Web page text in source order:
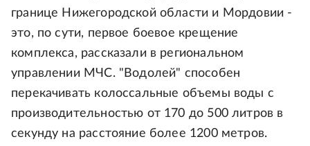
границе Нижегородской области и Мордовии -
это, по сути, первое боевое крещение
комплекса, рассказали в региональном
управлении МЧС. "Водолей" способен
перекачивать колоссальные объемы воды с
производительностью от 170 до 500 литров в
секунду на расстояние более 1200 метров.